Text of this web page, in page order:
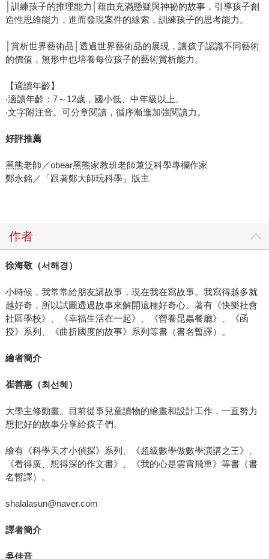
│訓練孩子的推理能力│藉由充滿懸疑與神祕的故事，引導孩子創
造性思維能力，進而發現案件的線索，訓練孩子的思考能力。
│賞析世界藝術品│透過世界藝術品的展現，讓孩子認識不同藝術
的價值，無形中也培養每位孩子的藝術賞析能力。
【適讀年齡】
‧適讀年齡：7～12歲，國小低、中年級以上。
‧文字附注音。可分章閱讀，循序漸進加強閱讀力。
好評推薦
黑熊老師／obear黑熊家教班老師兼泛科學專欄作家
鄭永銘／「跟著鄭大師玩科學」版主
作者
徐海敬（서해경）
小時候，我常常給朋友講故事，現在我在寫故事。我寫得越多就
越好奇，所以試圖透過故事來解開這種好奇心。著有《快樂社會
社區學校》、《幸福生活在一起》、《營養昆蟲餐廳》、《函
授》系列、《曲折國度的故事》系列等書（書名暫譯）。
繪者簡介
崔善惠（최선혜 ）
大學主修動畫。目前從事兒童讀物的繪畫和設計工作，一直努力
想把好的故事分享給孩子們。
繪有《科學天才小偵探》系列、《超級數學做數學演講之王》、
《看得廣、想得深的作文書》、《我的心是雲霄飛車》等書（書
名暫譯）。
shalalasun@naver.com
譯者簡介
吳佳音